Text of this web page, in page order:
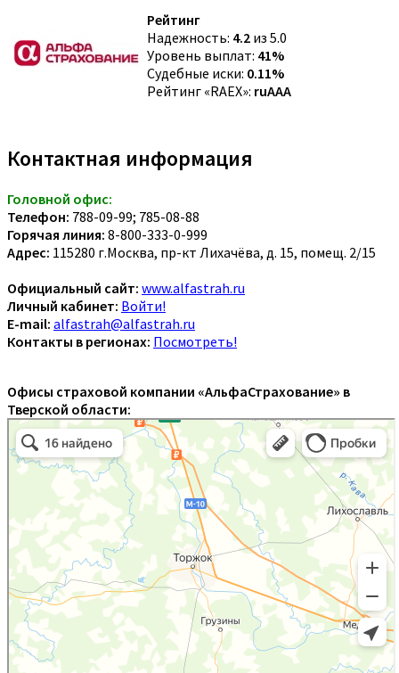
Рейтинг
Надежность: 4.2 из 5.0
Уровень выплат: 41%
Судебные иски: 0.11%
Рейтинг «RAEX»: ruAAA
Контактная информация
Головной офис:
Телефон: 788-09-99; 785-08-88
Горячая линия: 8-800-333-0-999
Адрес: 115280 г.Москва, пр-кт Лихачёва, д. 15, помещ. 2/15
Официальный сайт: www.alfastrah.ru
Личный кабинет: Войти!
E-mail: alfastrah@alfastrah.ru
Контакты в регионах: Посмотреть!
Офисы страховой компании «АльфаСтрахование» в
Тверской области: